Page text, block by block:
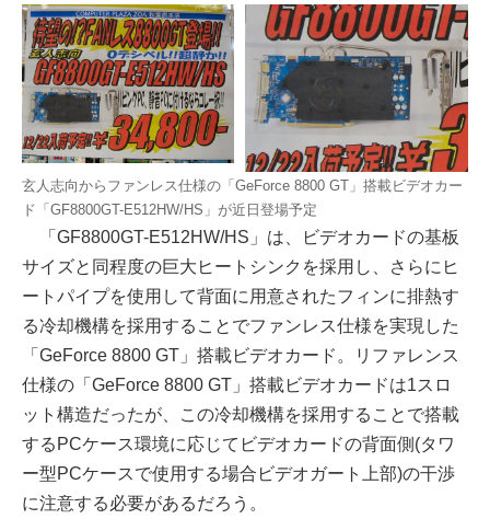
玄人志向からファンレス仕様の「GeForce 8800 GT」搭載ビデオカー
ド「GF8800GT-E512HW/HS」が近日登場予定
「GF8800GT-E512HW/HS」は、ビデオカードの基板
サイズと同程度の巨大ヒートシンクを採用し、さらにヒ
ートパイプを使用して背面に用意されたフィンに排熱す
る冷却機構を採用することでファンレス仕様を実現した
「GeForce 8800 GT」搭載ビデオカード。リファレンス
仕様の「GeForce 8800 GT」搭載ビデオカードは1スロ
ット構造だったが、この冷却機構を採用することで搭載
するPCケース環境に応じてビデオカードの背面側(タワ
ー型PCケースで使用する場合ビデオガート上部)の干渉
に注意する必要があるだろう。